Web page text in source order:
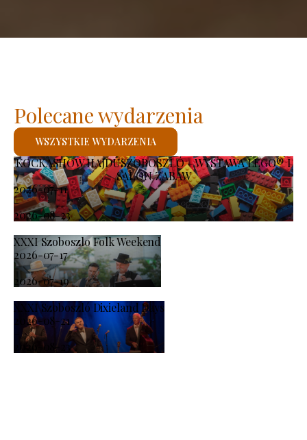
KOCKASHOW HAJDÚSZOBOSZLÓ – WYSTAWA LEGO® I
SALON ZABAW
2026-07-11
-
2026-08-23
XXXI Szoboszlo Folk Weekend
2026-07-17
-
2026-07-19
XXXI Szoboszló Dixieland Days
2026-08-21
-
2026-08-23
Polecane wydarzenia
WSZYSTKIE WYDARZENIA